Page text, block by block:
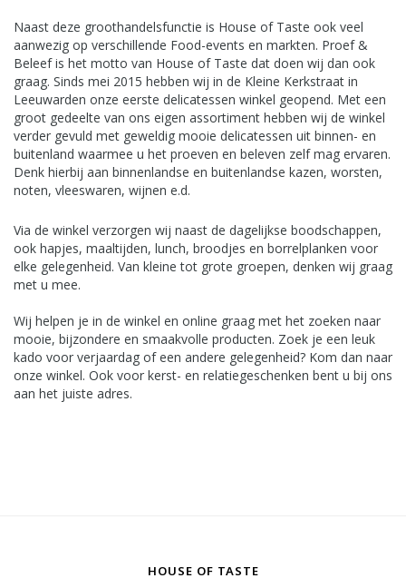
Naast deze groothandelsfunctie is House of Taste ook veel
aanwezig op verschillende Food-events en markten. Proef &
Beleef is het motto van House of Taste dat doen wij dan ook
graag. Sinds mei 2015 hebben wij in de Kleine Kerkstraat in
Leeuwarden onze eerste delicatessen winkel geopend. Met een
groot gedeelte van ons eigen assortiment hebben wij de winkel
verder gevuld met geweldig mooie delicatessen uit binnen- en
buitenland waarmee u het proeven en beleven zelf mag ervaren.
Denk hierbij aan binnenlandse en buitenlandse kazen, worsten,
noten, vleeswaren, wijnen e.d.
Via de winkel verzorgen wij naast de dagelijkse boodschappen,
ook hapjes, maaltijden, lunch, broodjes en borrelplanken voor
elke gelegenheid. Van kleine tot grote groepen, denken wij graag
met u mee.
Wij helpen je in de winkel en online graag met het zoeken naar
mooie, bijzondere en smaakvolle producten. Zoek je een leuk
kado voor verjaardag of een andere gelegenheid? Kom dan naar
onze winkel. Ook voor kerst- en relatiegeschenken bent u bij ons
aan het juiste adres.
HOUSE OF TASTE